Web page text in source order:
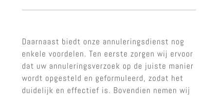
Daarnaast biedt onze annuleringsdienst nog
enkele voordelen. Ten eerste zorgen wij ervoor
dat uw annuleringsverzoek op de juiste manier
wordt opgesteld en geformuleerd, zodat het
duidelijk en effectief is. Bovendien nemen wij